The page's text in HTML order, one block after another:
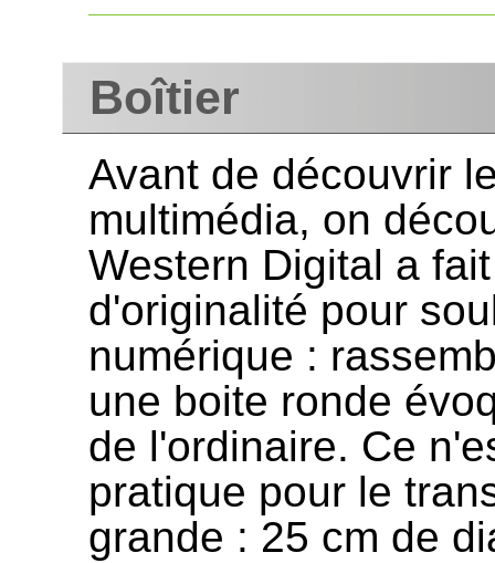
Boîtier
Avant de découvrir
multimédia, on
Western Digital a
d'originalité pour
numérique :
une boite ronde
de l'ordinaire. Ce
pratique pour le
grande : 25 cm de